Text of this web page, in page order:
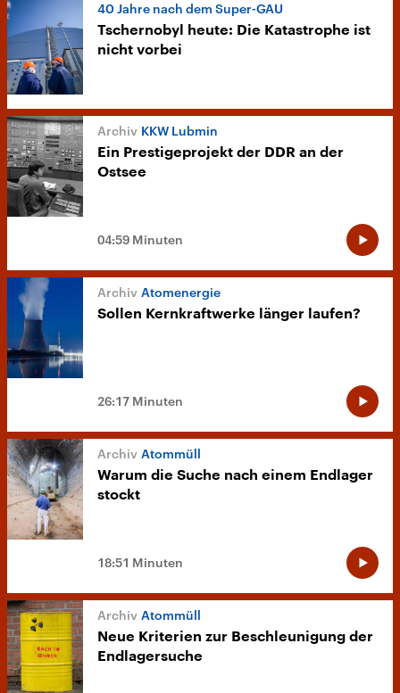
40 Jahre nach dem Super-GAU
Tschernobyl heute: Die Katastrophe ist
nicht vorbei
KKW Lubmin
Ein Prestigeprojekt der DDR an der
Ostsee
04:59 Minuten
Atomenergie
Sollen Kernkraftwerke länger laufen?
26:17 Minuten
Atommüll
Warum die Suche nach einem Endlager
stockt
18:51 Minuten
Atommüll
Neue Kriterien zur Beschleunigung der
Endlagersuche